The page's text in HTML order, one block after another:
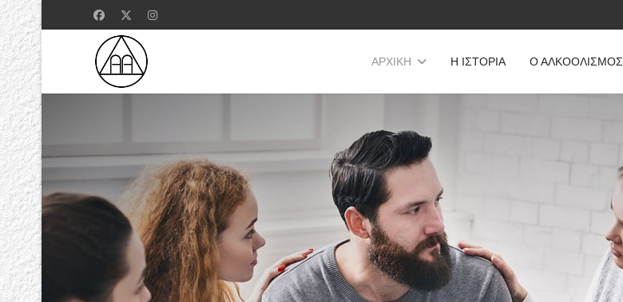
ΑΡΧΙΚΗ Η ΙΣΤΟΡΙΑ Ο ΑΛΚΟΟΛΙΣΜΟΣ